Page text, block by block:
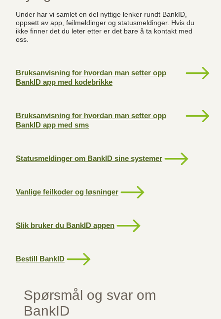
Under har vi samlet en del nyttige lenker rundt BankID,
oppsett av app, feilmeldinger og statusmeldinger. Hvis du
ikke finner det du leter etter er det bare å ta kontakt med
oss.
Bruksanvisning for hvordan man setter opp
BankID app med kodebrikke
Bruksanvisning for hvordan man setter opp
BankID app med sms
Statusmeldinger om BankID sine systemer
Vanlige feilkoder og løsninger
Slik bruker du BankID appen
Bestill BankID
Spørsmål og svar om
BankID